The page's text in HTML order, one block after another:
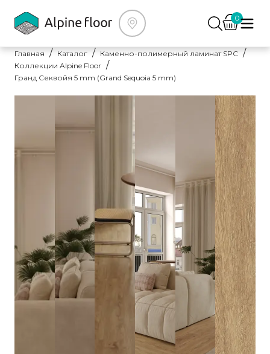
0
Главная Каталог
Каменно-полимерный ламинат SPC
Коллекции Alpine Floor
Гранд Секвойя 5 mm (Grand Sequoia 5 mm)